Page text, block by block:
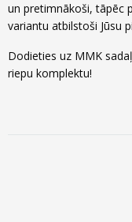
un pretimnākoši, tāpēc
variantu atbilstoši Jūsu
Dodieties uz MMK
riepu komplektu!